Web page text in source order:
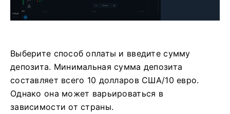
Выберите способ оплаты и введите сумму
депозита. Минимальная сумма депозита
составляет всего 10 долларов США/10 евро.
Однако она может варьироваться в
зависимости от страны.